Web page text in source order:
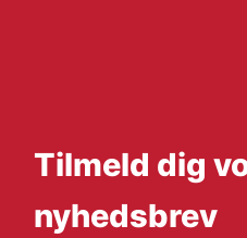
Tilmeld dig
nyhedsbrev